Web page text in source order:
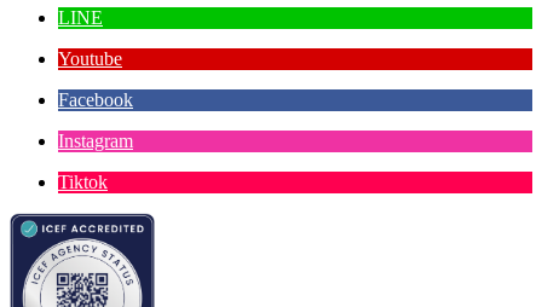
LINE
Youtube
Facebook
Instagram
Tiktok